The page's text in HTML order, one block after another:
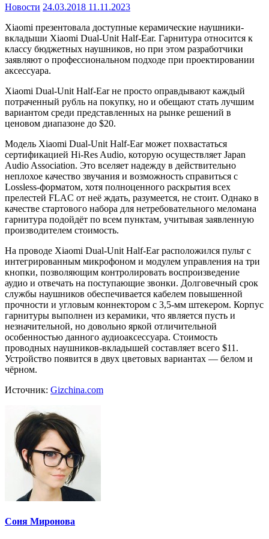
Новости 24.03.2018 11.11.2023
Xiaomi презентовала доступные керамические наушники-
вкладыши Xiaomi Dual-Unit Half-Ear. Гарнитура относится к
классу бюджетных наушников, но при этом разработчики
заявляют о профессиональном подходе при проектировании
аксессуара.
Xiaomi Dual-Unit Half-Ear не просто оправдывают каждый
потраченный рубль на покупку, но и обещают стать лучшим
вариантом среди представленных на рынке решений в
ценовом диапазоне до $20.
Модель Xiaomi Dual-Unit Half-Ear может похвастаться
сертификацией Hi-Res Audio, которую осуществляет Japan
Audio Association. Это вселяет надежду в действительно
неплохое качество звучания и возможность справиться с
Lossless-форматом, хотя полноценного раскрытия всех
прелестей FLAC от неё ждать, разумеется, не стоит. Однако в
качестве стартового набора для нетребовательного меломана
гарнитура подойдёт по всем пунктам, учитывая заявленную
производителем стоимость.
На проводе Xiaomi Dual-Unit Half-Ear расположился пульт с
интегрированным микрофоном и модулем управления на три
кнопки, позволяющим контролировать воспроизведение
аудио и отвечать на поступающие звонки. Долговечный срок
службы наушников обеспечивается кабелем повышенной
прочности и угловым коннектором с 3,5-мм штекером. Корпус
гарнитуры выполнен из керамики, что является пусть и
незначительной, но довольно яркой отличительной
особенностью данного аудиоаксессуара. Стоимость
проводных наушников-вкладышей составляет всего $11.
Устройство появится в двух цветовых вариантах — белом и
чёрном.
Источник: Gizchina.com
Соня Миронова